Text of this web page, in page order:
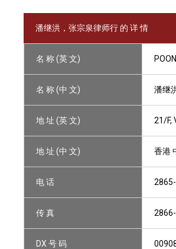
潘继洪，张宗泉律师行 的 详 情
名 称 (英 文)
名 称 (中 文) 潘继
地 址 (英 文) 21/F,
地 址 (中 文) 香港
电 话
传 真
DX 号 码